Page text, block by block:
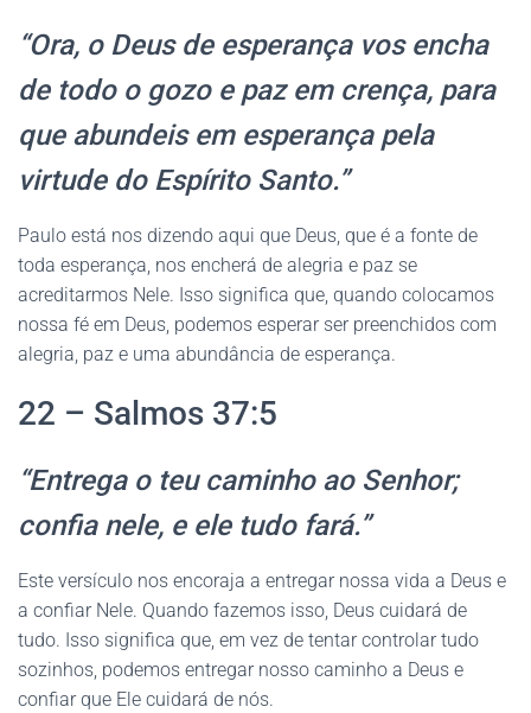
“Ora, o Deus de esperança vos encha
de todo o gozo e paz em crença, para
que abundeis em esperança pela
virtude do Espírito Santo.”
Paulo está nos dizendo aqui que Deus, que é a fonte de
toda esperança, nos encherá de alegria e paz se
acreditarmos Nele. Isso significa que, quando colocamos
nossa fé em Deus, podemos esperar ser preenchidos com
alegria, paz e uma abundância de esperança.
22 – Salmos 37:5
“Entrega o teu caminho ao Senhor;
confia nele, e ele tudo fará.”
Este versículo nos encoraja a entregar nossa vida a Deus e
a confiar Nele. Quando fazemos isso, Deus cuidará de
tudo. Isso significa que, em vez de tentar controlar tudo
sozinhos, podemos entregar nosso caminho a Deus e
confiar que Ele cuidará de nós.